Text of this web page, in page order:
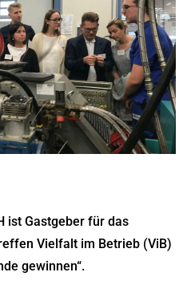
ist Gastgeber für das
Vielfalt im Betrieb (ViB)
gewinnen“.